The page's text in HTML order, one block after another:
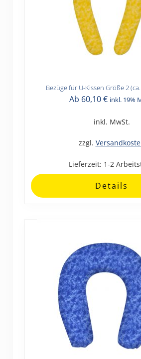
Bezüge für U-Kissen Größe 2
Ab 60,10€ inkl. 19%
inkl. MwSt.
zzgl.
Lieferzeit: 1-2
Details
Dieses
Optionen
können